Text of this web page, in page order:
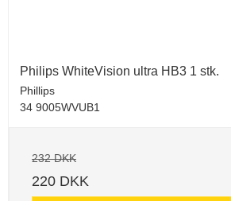
Philips WhiteVision ultra HB3 1 stk.
Phillips
34 9005WVUB1
232 DKK
220 DKK